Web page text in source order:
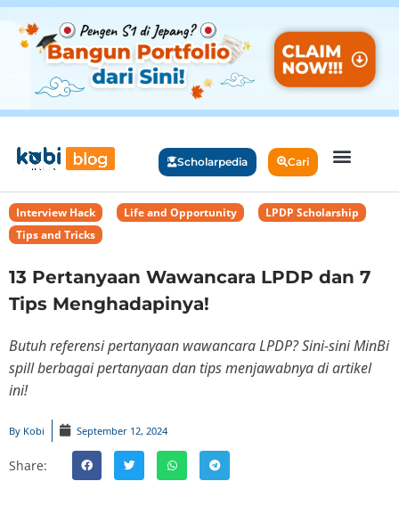
Scholarpedia Cari
Interview Hack Life and Opportunity LPDP Scholarship
Tips and Tricks
13 Pertanyaan Wawancara LPDP dan 7
Tips Menghadapinya!
Butuh referensi pertanyaan wawancara LPDP? Sini-sini MinBi
spill berbagai pertanyaan dan tips menjawabnya di artikel
ini!
By Kobi September 12, 2024
Share: